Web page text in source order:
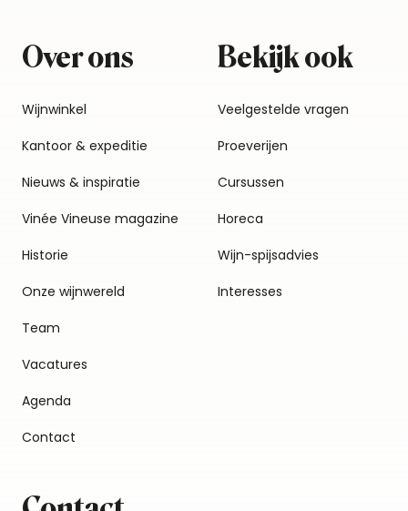
Over ons
Wijnwinkel
Kantoor & expeditie
Nieuws & inspiratie
Vinée Vineuse magazine
Historie
Onze wijnwereld
Team
Vacatures
Agenda
Contact
Bekijk ook
Veelgestelde vragen
Proeverijen
Cursussen
Horeca
Wijn-spijsadvies
Interesses